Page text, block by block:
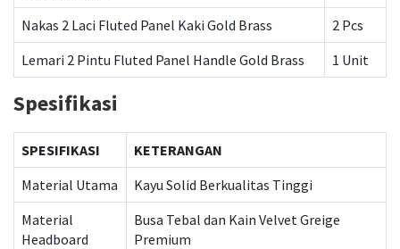
Nakas 2 Laci Fluted Panel Kaki Gold Brass
2 Pcs
Lemari 2 Pintu Fluted Panel Handle Gold Brass
1 Unit
Spesifikasi
SPESIFIKASI
KETERANGAN
Material Utama
Kayu Solid Berkualitas Tinggi
Material
Headboard
Busa Tebal dan Kain Velvet Greige
Premium